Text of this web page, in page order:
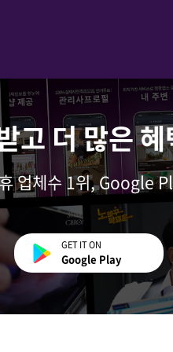
고 더 많은
업체수 1위, Google
GET IT ON
Google Play